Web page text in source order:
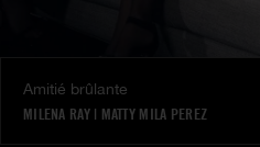
Amitié brûlante
MILENA RAY| MATTY MILA PEREZ